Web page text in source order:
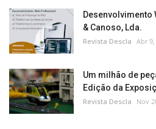
Desenvolvimento
& Canoso, Lda.
Revista Descla Abr
Um milhão de
Edição da
Revista Descla Nov